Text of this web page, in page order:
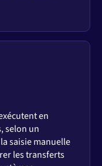
en
selon un
saisie manuelle
les transferts